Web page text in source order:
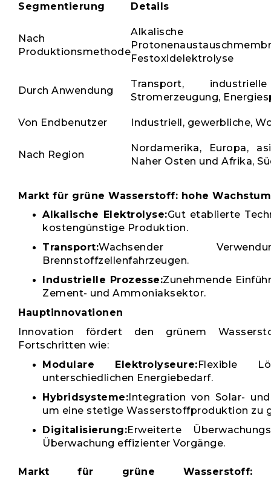
Segmentierung Details
Nach
Produktionsmethode
Alkalische
Festoxidelektrolyse
Durch Anwendung
Transport,
Stromerzeugung,
Von Endbenutzer Industriell, gewerbliche,
Nach Region
Nordamerika, Europa,
Naher Osten und Afrika,
Markt für grüne Wasserstoff: hohe
Alkalische Elektrolyse:Gut etablierte
kostengünstige Produktion.
Transport:Wachsender
Brennstoffzellenfahrzeugen.
Industrielle Prozesse:Zunehmende
Zement- und Ammoniaksektor.
Hauptinnovationen
Innovation fördert den grünem
Fortschritten wie:
Modulare Elektrolyseure:Flexible
unterschiedlichen Energiebedarf.
Hybridsysteme:Integration von Solar-
um eine stetige Wasserstoffproduktion zu
Digitalisierung:Erweiterte
Überwachung effizienter Vorgänge.
Markt für grüne Wasserstoff: